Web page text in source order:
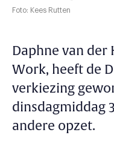
Foto: Kees Rutten
Daphne van der
Work, heeft de
verkiezing
dinsdagmiddag
andere opzet.